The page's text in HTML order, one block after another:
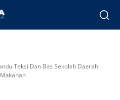
Teksi Dan Bas Sekolah Daerah